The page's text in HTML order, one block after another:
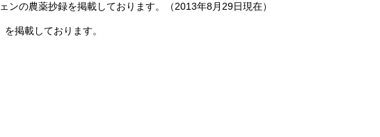
ンの農薬抄録を掲載しております。（2013年8月29日現在）
掲載しております。